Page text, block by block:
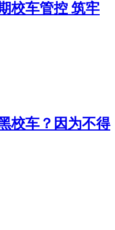
校车管控 筑牢
校车？因为不得